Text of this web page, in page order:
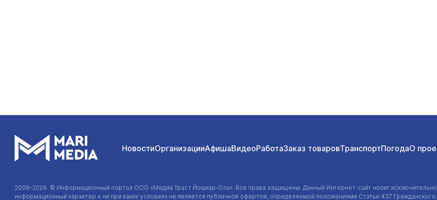
НовостиОрганизацииАфишаВидеоРаботаЗаказ товаровТранспортПогодаО
2006-2026 © Информационный портал ООО «Медиа Траст Йошкар-Ола». Все права защищены. Данный Интернет-сайт носит исключительно
информационный характер и ни при каких условиях не является публичной офертой, определяемой положениями Статьи 437 Гражданского